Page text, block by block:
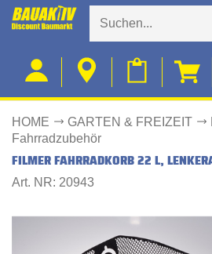
HOME GARTEN & FREIZEIT
Fahrradzubehör
FILMER FAHRRADKORB 22 L,
Art. NR: 20943